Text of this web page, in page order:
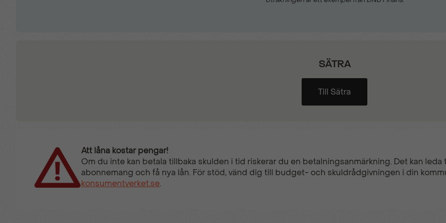
Svarta hjulhuskanter
SÄTRA
Till Sätra
Att låna kostar pengar!
Om du inte kan betala tillbaka skulden i tid riskerar du en betalningsanmärkning. Det kan
abonnemang och få nya lån. För stöd, vänd dig till budget- och skuldrådgivningen i din
konsumentverket.se.